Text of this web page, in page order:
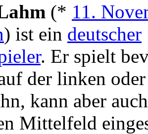
(* 11.
) ist ein deutscher
. Er spielt
der linken
kann aber
Mittelfeld